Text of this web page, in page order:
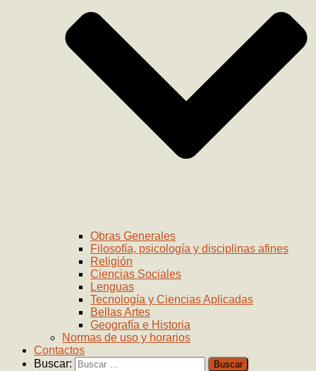
Obras Generales
Filosofía, psicología y disciplinas afines
Religión
Ciencias Sociales
Lenguas
Tecnología y Ciencias Aplicadas
Bellas Artes
Geografía e Historia
Normas de uso y horarios
Contactos
Buscar: